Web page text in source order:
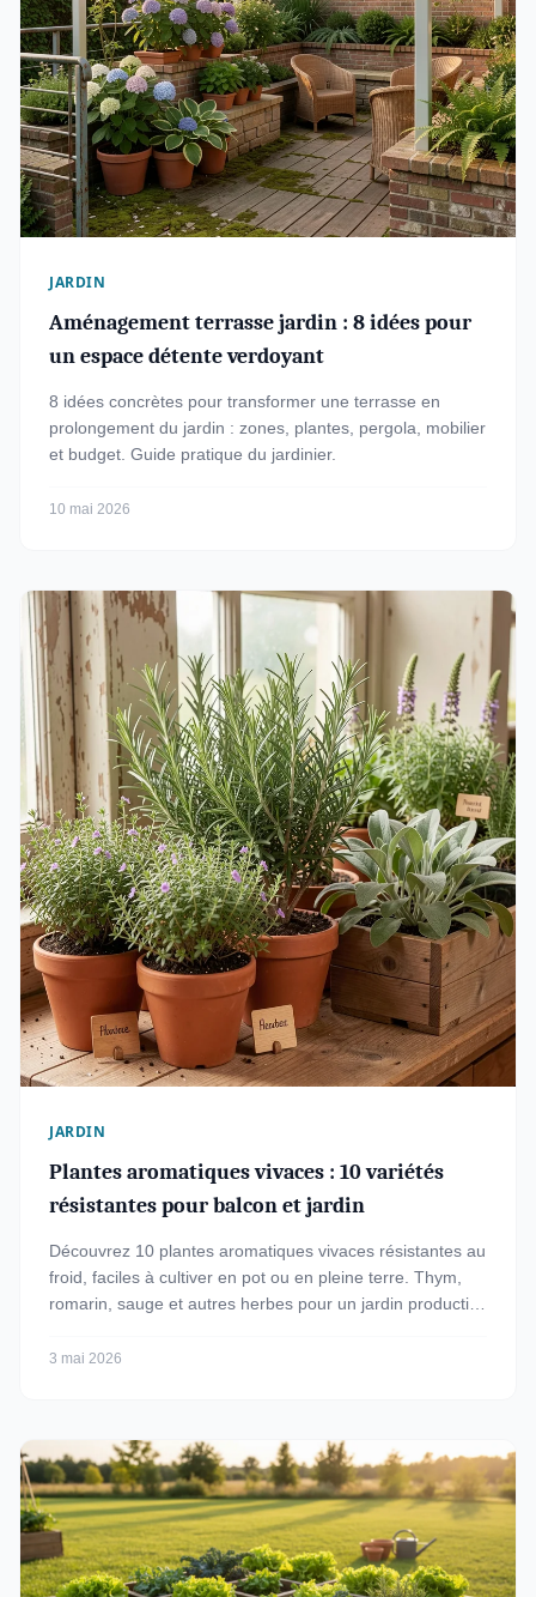
JARDIN
Aménagement terrasse jardin : 8 idées pour
un espace détente verdoyant
8 idées concrètes pour transformer une terrasse en
prolongement du jardin : zones, plantes, pergola, mobilier
et budget. Guide pratique du jardinier.
10 mai 2026
JARDIN
Plantes aromatiques vivaces : 10 variétés
résistantes pour balcon et jardin
Découvrez 10 plantes aromatiques vivaces résistantes au
froid, faciles à cultiver en pot ou en pleine terre. Thym,
romarin, sauge et autres herbes pour un jardin productif
3 mai 2026